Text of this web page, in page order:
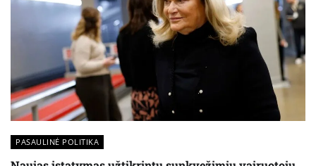
PASAULINĖ POLITIKA